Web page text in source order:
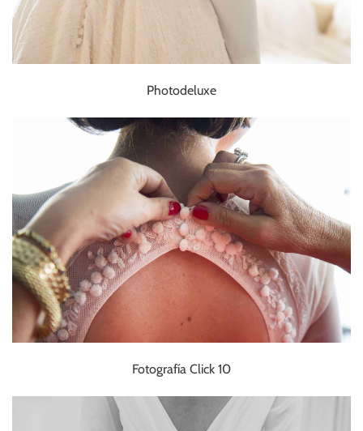
Photodeluxe
Fotografía Click 10